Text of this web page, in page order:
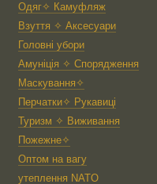
Одяг✧ Камуфляж
Взуття ✧ Аксесуари
Головні убори
Амуніція ✧ Спорядження
Маскування✧
Перчатки✧ Рукавиці
Туризм ✧ Виживання
Пожежне✧
Оптом на вагу
утеплення NATO